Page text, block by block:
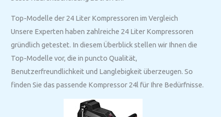
Top-Modelle der 24 Liter Kompressoren im Vergleich
Unsere Experten haben zahlreiche 24 Liter Kompressoren
gründlich getestet. In diesem Überblick stellen wir Ihnen die
Top-Modelle vor, die in puncto Qualität,
Benutzerfreundlichkeit und Langlebigkeit überzeugen. So
finden Sie das passende Kompressor 24l für Ihre Bedürfnisse.